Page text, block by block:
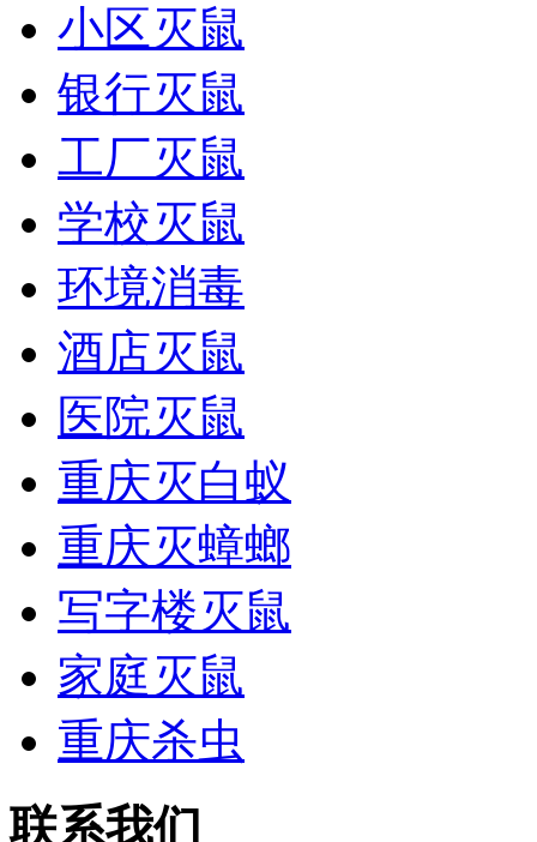
小区灭鼠
银行灭鼠
工厂灭鼠
学校灭鼠
环境消毒
酒店灭鼠
医院灭鼠
重庆灭白蚁
重庆灭蟑螂
写字楼灭鼠
家庭灭鼠
重庆杀虫
联系我们